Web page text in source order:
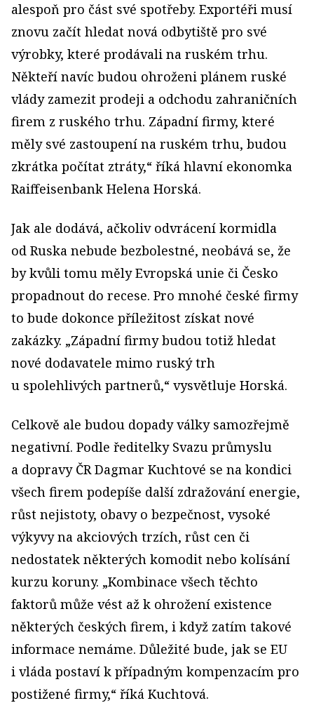
alespoň pro část své spotřeby. Exportéři musí
znovu začít hledat nová odbytiště pro své
výrobky, které prodávali na ruském trhu.
Někteří navíc budou ohroženi plánem ruské
vlády zamezit prodeji a odchodu zahraničních
firem z ruského trhu. Západní firmy, které
měly své zastoupení na ruském trhu, budou
zkrátka počítat ztráty,“ říká hlavní ekonomka
Raiffeisenbank Helena Horská.
Jak ale dodává, ačkoliv odvrácení kormidla
od Ruska nebude bezbolestné, neobává se, že
by kvůli tomu měly Evropská unie či Česko
propadnout do recese. Pro mnohé české firmy
to bude dokonce příležitost získat nové
zakázky. „Západní firmy budou totiž hledat
nové dodavatele mimo ruský trh
u spolehlivých partnerů,“ vysvětluje Horská.
Celkově ale budou dopady války samozřejmě
negativní. Podle ředitelky Svazu průmyslu
a dopravy ČR Dagmar Kuchtové se na kondici
všech firem podepíše další zdražování energie,
růst nejistoty, obavy o bezpečnost, vysoké
výkyvy na akciových trzích, růst cen či
nedostatek některých komodit nebo kolísání
kurzu koruny. „Kombinace všech těchto
faktorů může vést až k ohrožení existence
některých českých firem, i když zatím takové
informace nemáme. Důležité bude, jak se EU
i vláda postaví k případným kompenzacím pro
postižené firmy,“ říká Kuchtová.